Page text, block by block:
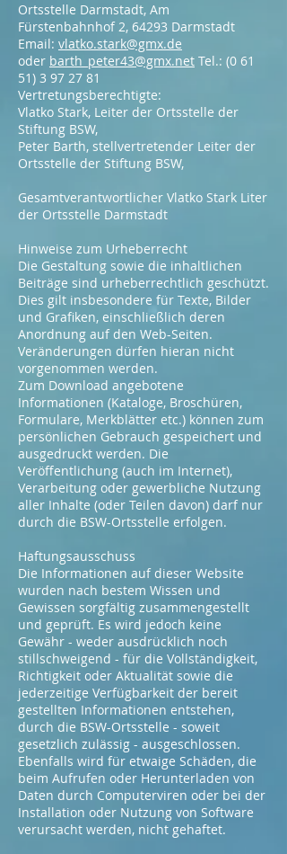
Ortsstelle Darmstadt, Am
Fürstenbahnhof 2, 64293 Darmstadt
Email: vlatko.stark@gmx.de
oder barth_peter43@gmx.net Tel.: (0 61
51) 3 97 27 81
Vertretungsberechtigte:
Vlatko Stark, Leiter der Ortsstelle der
Stiftung BSW,
Peter Barth, stellvertretender Leiter der
Ortsstelle der Stiftung BSW,
Gesamtverantwortlicher Vlatko Stark Liter
der Ortsstelle Darmstadt
Hinweise zum Urheberrecht
Die Gestaltung sowie die inhaltlichen
Beiträge sind urheberrechtlich geschützt.
Dies gilt insbesondere für Texte, Bilder
und Grafiken, einschließlich deren
Anordnung auf den Web-Seiten.
Veränderungen dürfen hieran nicht
vorgenommen werden.
Zum Download angebotene
Informationen (Kataloge, Broschüren,
Formulare, Merkblätter etc.) können zum
persönlichen Gebrauch gespeichert und
ausgedruckt werden. Die
Veröffentlichung (auch im Internet),
Verarbeitung oder gewerbliche Nutzung
aller Inhalte (oder Teilen davon) darf nur
durch die BSW-Ortsstelle erfolgen.
Haftungsausschuss
Die Informationen auf dieser Website
wurden nach bestem Wissen und
Gewissen sorgfältig zusammengestellt
und geprüft. Es wird jedoch keine
Gewähr - weder ausdrücklich noch
stillschweigend - für die Vollständigkeit,
Richtigkeit oder Aktualität sowie die
jederzeitige Verfügbarkeit der bereit
gestellten Informationen entstehen,
durch die BSW-Ortsstelle - soweit
gesetzlich zulässig - ausgeschlossen.
Ebenfalls wird für etwaige Schäden, die
beim Aufrufen oder Herunterladen von
Daten durch Computerviren oder bei der
Installation oder Nutzung von Software
verursacht werden, nicht gehaftet.